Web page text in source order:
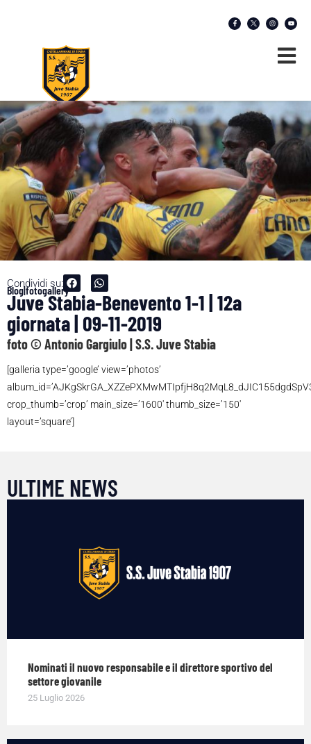
Condividi su:
Blog|fotogallery
Juve Stabia-Benevento 1-1 | 12a
giornata | 09-11-2019
foto © Antonio Gargiulo | S.S. Juve Stabia
[galleria type=’google’ view=’photos’
crop_thumb=’crop’ main_size=’1600′ thumb_size=’150′
layout=’square’]
ULTIME NEWS
Nominati il nuovo responsabile e il direttore sportivo del
settore giovanile
25 Luglio 2026